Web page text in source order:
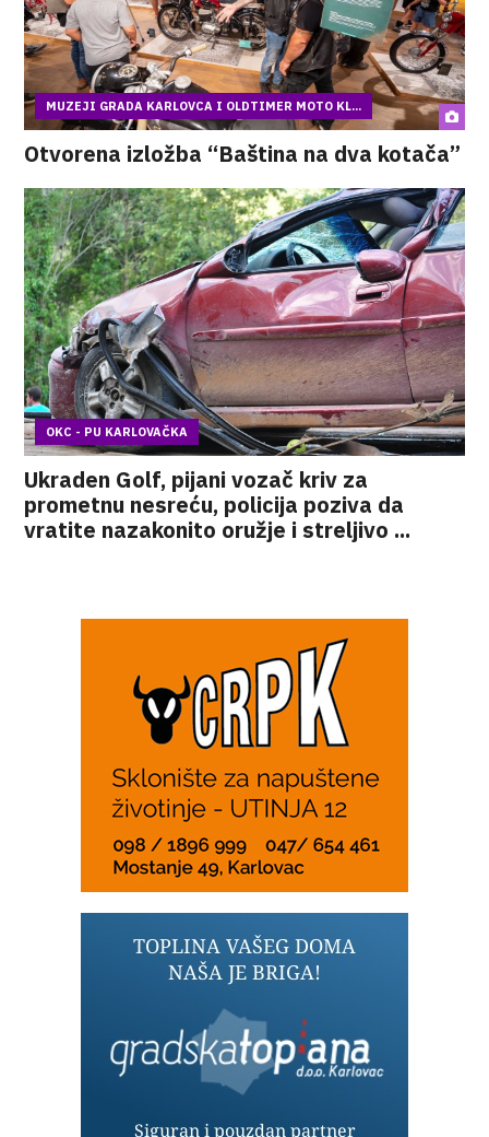
MUZEJI GRADA KARLOVCA I OLDTIMER MOTO KL...
Otvorena izložba “Baština na dva kotača”
OKC - PU KARLOVAČKA
Ukraden Golf, pijani vozač kriv za
prometnu nesreću, policija poziva da
vratite nazakonito oružje i streljivo ...